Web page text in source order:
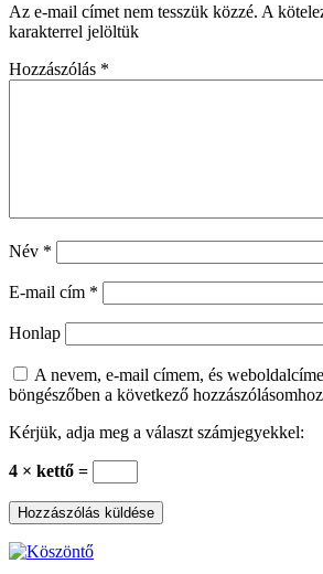
Az e-mail címet nem tesszük közzé. A
karakterrel jelöltük
Hozzászólás *
Név *
E-mail cím *
Honlap
A nevem, e-mail címem, és
böngészőben a következő
Kérjük, adja meg a választ számjegyekkel:
4 × kettő =